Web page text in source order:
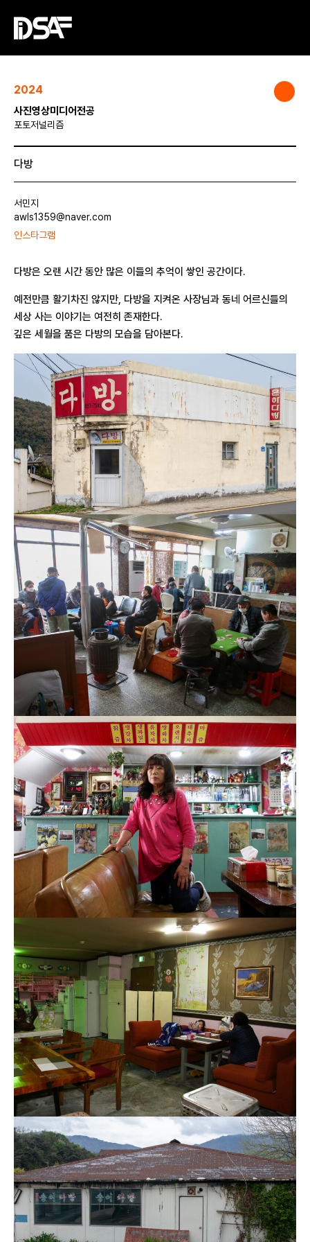
2024
사진영상미디어전공
포토저널리즘
다방
서민지
awls1359@naver.com
인스타그램
다방은 오랜 시간 동안 많은 이들의 추억이 쌓인 공간이다.
예전만큼 활기차진 않지만, 다방을 지켜온 사장님과 동네 어르신들의
세상 사는 이야기는 여전히 존재한다.
깊은 세월을 품은 다방의 모습을 담아본다.